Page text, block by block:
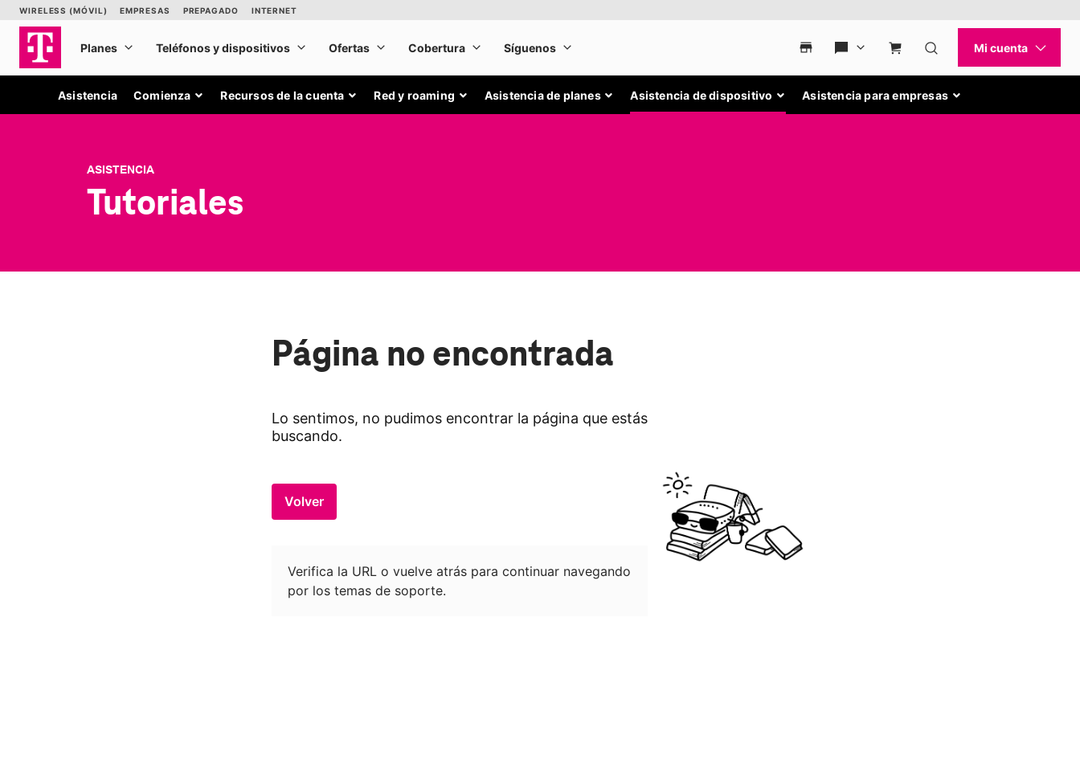
Asistencia Comienza Recursos de la cuenta Red y roaming Asistencia de planes Asistencia de dispositivo Asistencia para empresas
ASISTENCIA
Tutoriales